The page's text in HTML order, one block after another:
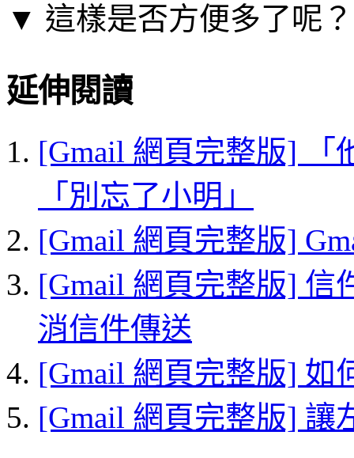
▼ 這樣是否方便多了呢？
延伸閱讀
[Gmail 網頁完整版] 「
「別忘了小明」
[Gmail 網頁完整版]
[Gmail 網頁完整版] 信
消信件傳送
[Gmail 網頁完整版] 如
[Gmail 網頁完整版] 讓